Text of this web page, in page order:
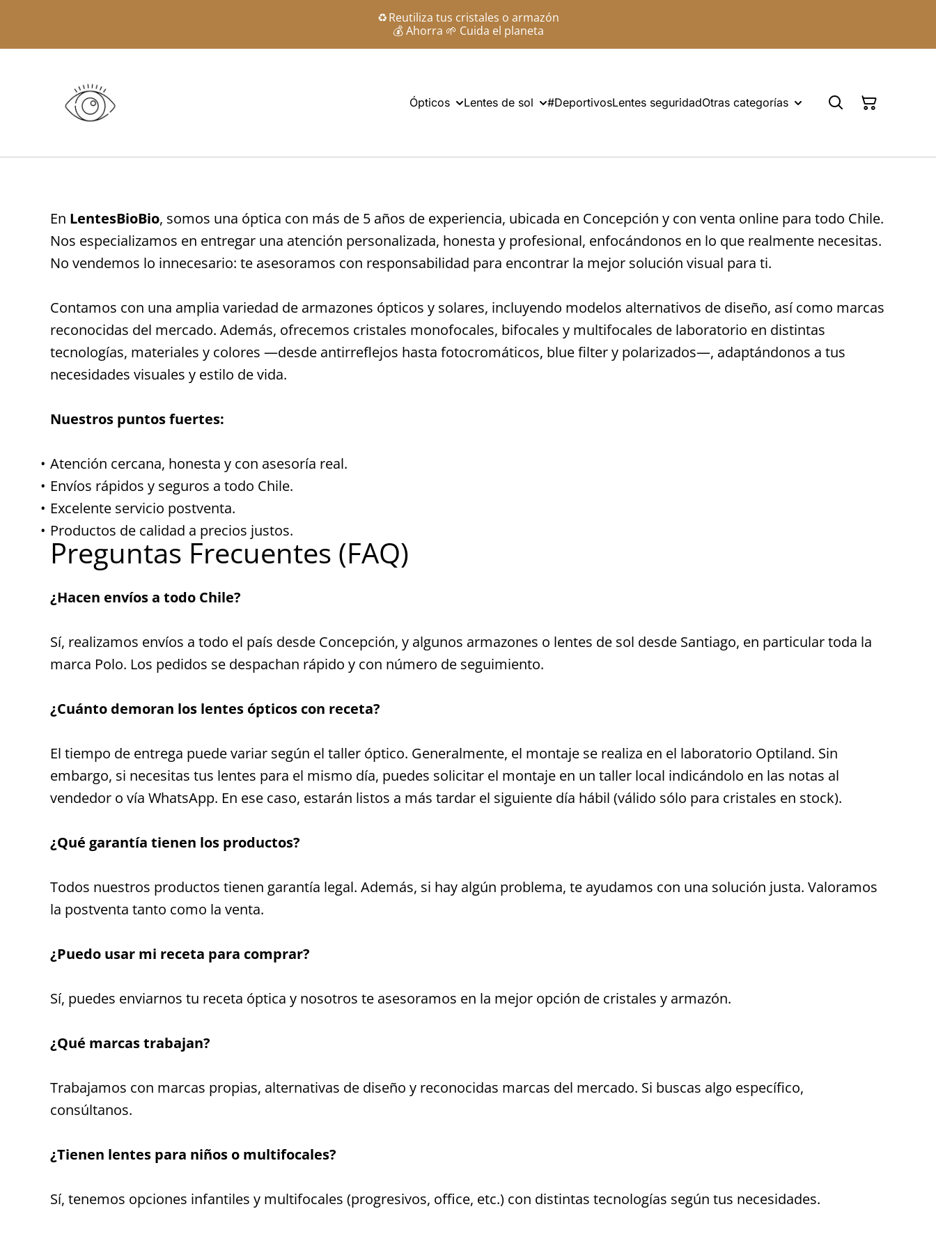
♻️ Reutiliza tus cristales o armazón
💰 Ahorra 🌱 Cuida el planeta
Ópticos Lentes de sol #DeportivosLentes seguridadOtras categorías
En LentesBioBio, somos una óptica con más de 5 años de experiencia, ubicada en Concepción y con venta online para todo Chile.
Nos especializamos en entregar una atención personalizada, honesta y profesional, enfocándonos en lo que realmente necesitas.
No vendemos lo innecesario: te asesoramos con responsabilidad para encontrar la mejor solución visual para ti.
Contamos con una amplia variedad de armazones ópticos y solares, incluyendo modelos alternativos de diseño, así como marcas
reconocidas del mercado. Además, ofrecemos cristales monofocales, bifocales y multifocales de laboratorio en distintas
tecnologías, materiales y colores —desde antirreflejos hasta fotocromáticos, blue filter y polarizados—, adaptándonos a tus
necesidades visuales y estilo de vida.
Nuestros puntos fuertes:
Atención cercana, honesta y con asesoría real.
Envíos rápidos y seguros a todo Chile.
Excelente servicio postventa.
Productos de calidad a precios justos.
Preguntas Frecuentes (FAQ)
¿Hacen envíos a todo Chile?
Sí, realizamos envíos a todo el país desde Concepción, y algunos armazones o lentes de sol desde Santiago, en particular toda la
marca Polo. Los pedidos se despachan rápido y con número de seguimiento.
¿Cuánto demoran los lentes ópticos con receta?
El tiempo de entrega puede variar según el taller óptico. Generalmente, el montaje se realiza en el laboratorio Optiland. Sin
embargo, si necesitas tus lentes para el mismo día, puedes solicitar el montaje en un taller local indicándolo en las notas al
vendedor o vía WhatsApp. En ese caso, estarán listos a más tardar el siguiente día hábil (válido sólo para cristales en stock).
¿Qué garantía tienen los productos?
Todos nuestros productos tienen garantía legal. Además, si hay algún problema, te ayudamos con una solución justa. Valoramos
la postventa tanto como la venta.
¿Puedo usar mi receta para comprar?
Sí, puedes enviarnos tu receta óptica y nosotros te asesoramos en la mejor opción de cristales y armazón.
¿Qué marcas trabajan?
Trabajamos con marcas propias, alternativas de diseño y reconocidas marcas del mercado. Si buscas algo específico,
consúltanos.
¿Tienen lentes para niños o multifocales?
Sí, tenemos opciones infantiles y multifocales (progresivos, office, etc.) con distintas tecnologías según tus necesidades.